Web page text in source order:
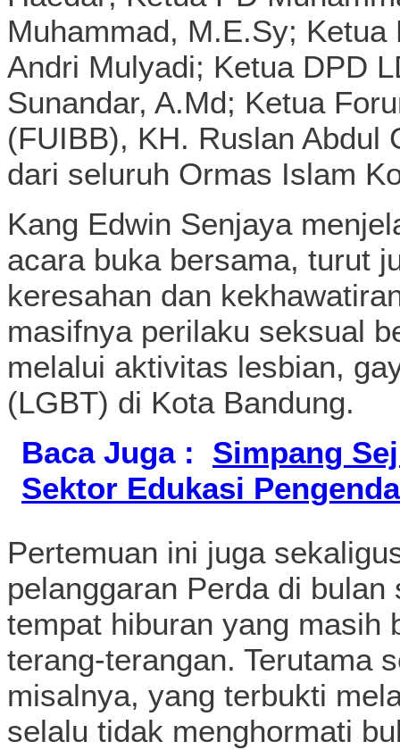
Muhammad, M.E.Sy;
Andri Mulyadi; Ketua DPD
Sunandar, A.Md; Ketua
(FUIBB), KH. Ruslan Abdul
dari seluruh Ormas Islam
Kang Edwin Senjaya
acara buka bersama, turut
keresahan dan
masifnya perilaku seksual
melalui aktivitas lesbian,
(LGBT) di Kota Bandung.
Baca Juga :
Simpang
Sektor Edukasi
Pertemuan ini juga
pelanggaran Perda di
tempat hiburan yang masih
terang-terangan. Terutama
misalnya, yang terbukti
selalu tidak menghormati